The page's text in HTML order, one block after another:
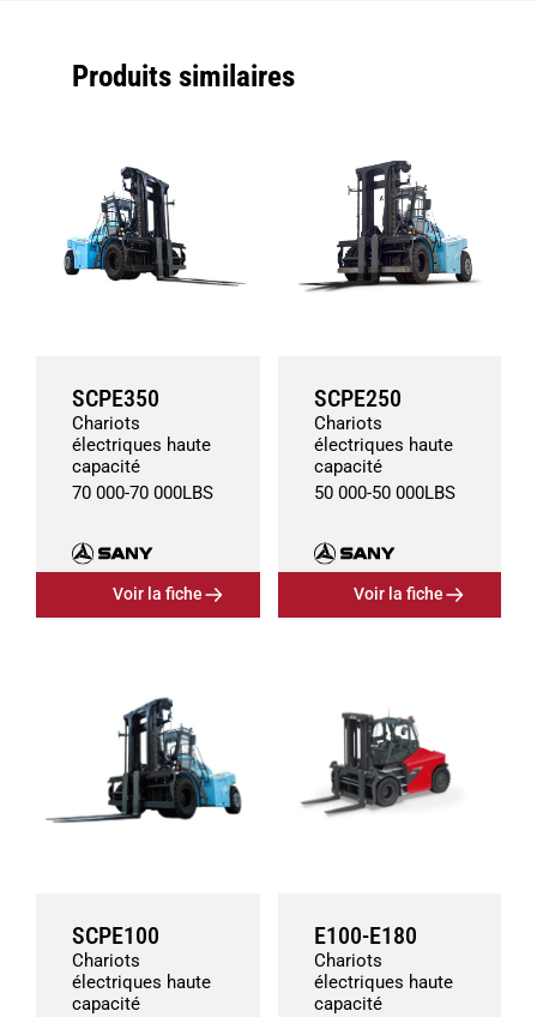
Produits similaires
SCPE350
Chariots
électriques haute
capacité
70 000-70 000LBS
Voir la fiche
SCPE250
Chariots
électriques haute
capacité
50 000-50 000LBS
Voir la fiche
SCPE100
Chariots
électriques haute
capacité
E100-E180
Chariots
électriques haute
capacité